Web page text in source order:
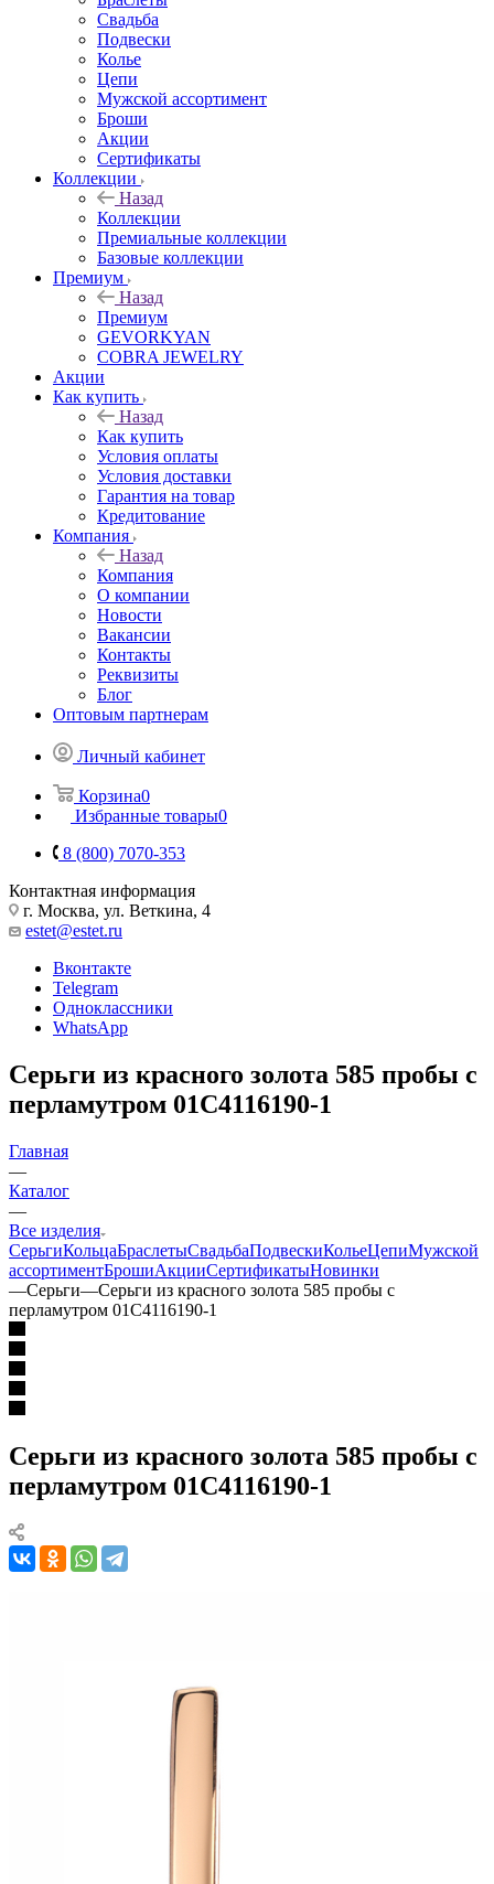
Свадьба
Подвески
Колье
Цепи
Мужской ассортимент
Броши
Акции
Сертификаты
Коллекции
Назад
Коллекции
Премиальные коллекции
Базовые коллекции
Премиум
Назад
Премиум
GEVORKYAN
COBRA JEWELRY
Акции
Как купить
Назад
Как купить
Условия оплаты
Условия доставки
Гарантия на товар
Кредитование
Компания
Назад
Компания
О компании
Новости
Вакансии
Контакты
Реквизиты
Блог
Оптовым партнерам
Личный кабинет
Корзина0
Избранные товары0
8 (800) 7070-353
Контактная информация
г. Москва, ул. Веткина, 4
estet@estet.ru
Вконтакте
Telegram
Одноклассники
WhatsApp
Серьги из красного золота 585 пробы с
перламутром 01С4116190-1
Главная
—
Каталог
—
Все изделия
СерьгиКольцаБраслетыСвадьбаПодвескиКольеЦепиМужской
ассортиментБрошиАкцииСертификатыНовинки
—Серьги—Серьги из красного золота 585 пробы с
перламутром 01С4116190-1
Серьги из красного золота 585 пробы с
перламутром 01С4116190-1